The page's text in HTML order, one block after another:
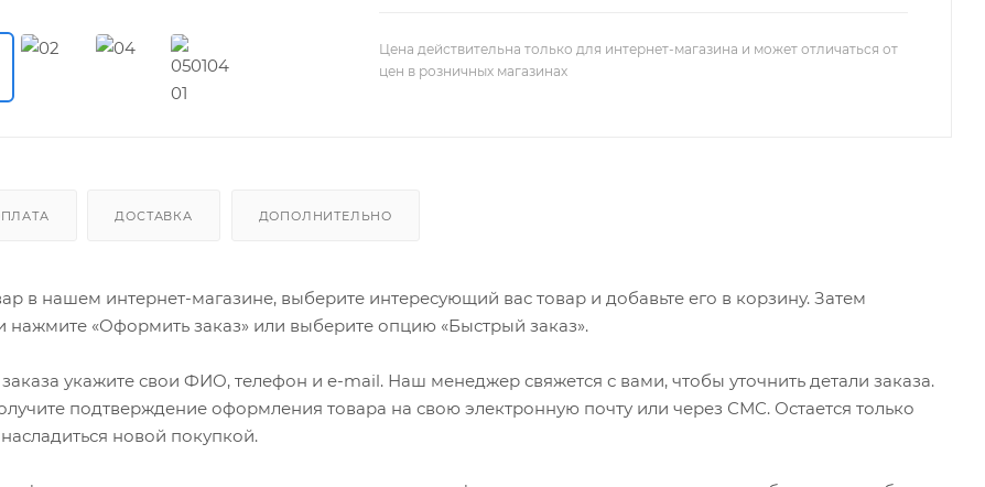
Цена действительна только для интернет-магазина и может отличаться от
цен в розничных магазинах
ДОСТАВКА ДОПОЛНИТЕЛЬНО
в нашем интернет-магазине, выберите интересующий вас товар и добавьте его в корзину. Затем
нажмите «Оформить заказ» или выберите опцию «Быстрый заказ».
укажите свои ФИО, телефон и e-mail. Наш менеджер свяжется с вами, чтобы уточнить детали заказа.
подтверждение оформления товара на свою электронную почту или через СМС. Остается только
новой покупкой.